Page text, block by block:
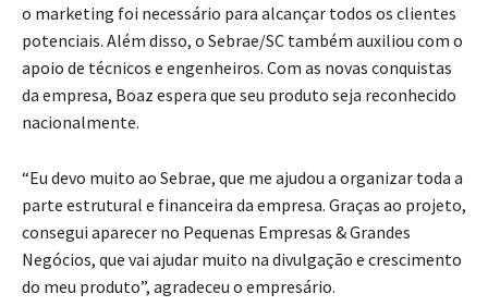
o marketing foi necessário para alcançar todos os clientes
potenciais. Além disso, o Sebrae/SC também auxiliou com o
apoio de técnicos e engenheiros. Com as novas conquistas
da empresa, Boaz espera que seu produto seja reconhecido
nacionalmente.
“Eu devo muito ao Sebrae, que me ajudou a organizar toda a
parte estrutural e financeira da empresa. Graças ao projeto,
consegui aparecer no Pequenas Empresas & Grandes
Negócios, que vai ajudar muito na divulgação e crescimento
do meu produto”, agradeceu o empresário.